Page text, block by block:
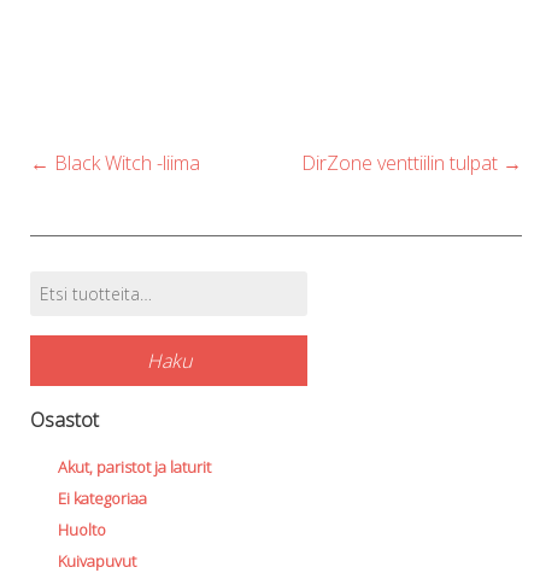
Post
← Black Witch -liima DirZone venttiilin tulpat →
Tuotehaku
Etsi:
Haku
Osastot
Akut, paristot ja laturit
Ei kategoriaa
Huolto
Kuivapuvut